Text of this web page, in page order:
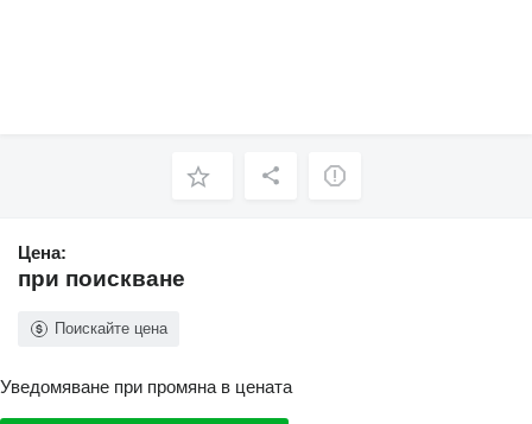
Цена:
при поискване
Поискайте цена
Уведомяване при промяна в цената